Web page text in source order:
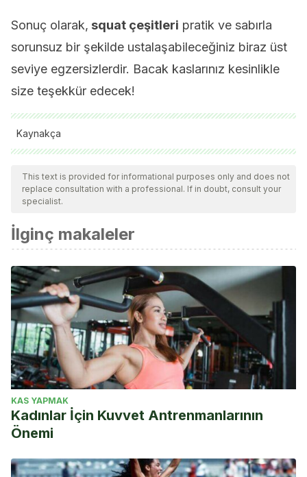
Sonuç olarak, squat çeşitleri pratik ve sabırla
sorunsuz bir şekilde ustalaşabileceğiniz biraz üst
seviye egzersizlerdir. Bacak kaslarınız kesinlikle
size teşekkür edecek!
Kaynakça
Extraído de:http://fcatletisme.cat/wp-
content/uploads/elsexercicisdecarreganatural.pdf
de:http://openboxmagazine.com/documentos/
This text is provided for informational purposes only and does not
replace consultation with a professional. If in doubt, consult your
specialist.
İlginç makaleler
KAS YAPMAK
Kadınlar İçin Kuvvet Antrenmanlarının
Önemi